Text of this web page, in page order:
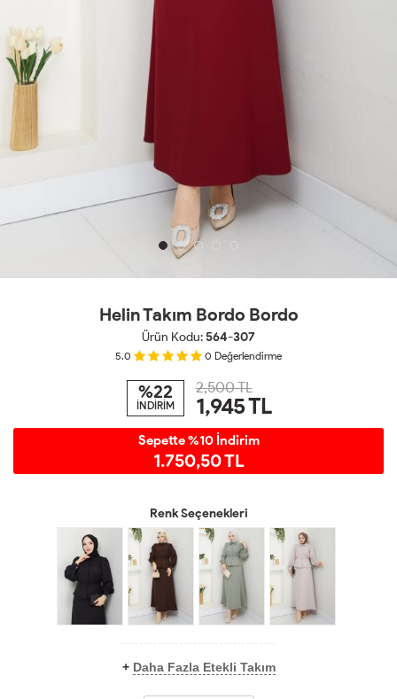
Helin Takım Bordo Bordo
Ürün Kodu:564-307
5.0 0 Değerlendirme
%22
İNDİRİM
2,500 TL
1,945TL
Sepette %10 İndirim
1.750,50 TL
Renk Seçenekleri
+ Daha Fazla Etekli Takım